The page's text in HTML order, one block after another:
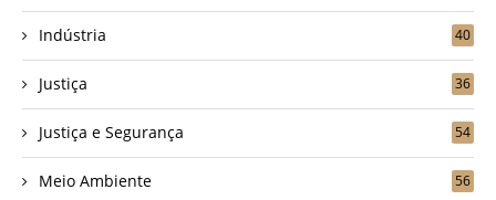
Indústria 40
Justiça 36
Justiça e Segurança 54
Meio Ambiente 56